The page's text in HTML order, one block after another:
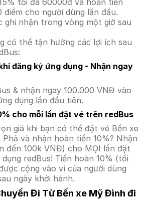
tối đa 60000đ và hoàn tiền
điểm cho người dùng lần đầu.
ghi nhận trong vòng một giờ sau
có thể tận hưởng các lợi ích sau
đăng ký ứng dụng - Nhận ngay
& nhận ngay 100.000 VNĐ vào
dụng lần đầu tiên.
cho mỗi lần đặt vé trên redBus
giá khi bạn có thể đặt vé Bến xe
và nhận hoàn tiền 10%? Nhận
đến 100k VNĐ) cho MỌI lần đặt
redBus! Tiền hoàn 10% (tối
cộng vào ví của người dùng
ngày khởi hành.
Đi Từ Bến xe Mỹ Đình đi